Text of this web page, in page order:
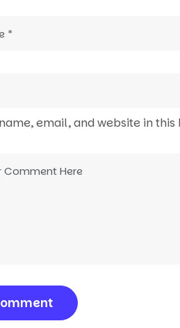
email, and website in